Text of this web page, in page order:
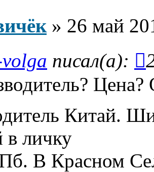
» 26 май
писал(а):
Цена?
Китай.
в личку
В Красном